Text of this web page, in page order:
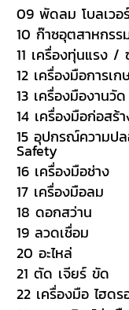
09 พัดลม โบลเวอ
10 ก๊าซอุตสาหกรร
11 เครื่องทุ่นแรง /
12 เครื่องมือการเก
13 เครื่องมืองานวัด
14 เครื่องมือก่อสร้
15 อุปกรณ์ความป
Safety
16 เครื่องมือช่าง
17 เครื่องมือลม
18 ดอกสว่าน
19 ลวดเชื่อม
20 อะไหล่
21 ตัด เจียร์ ขัด
22 เครื่องมือ ไฮดร